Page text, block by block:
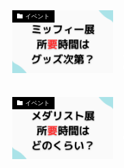
イベント
イベント